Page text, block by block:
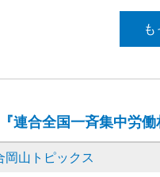
も
連合全国一斉集中労
岡山トピックス